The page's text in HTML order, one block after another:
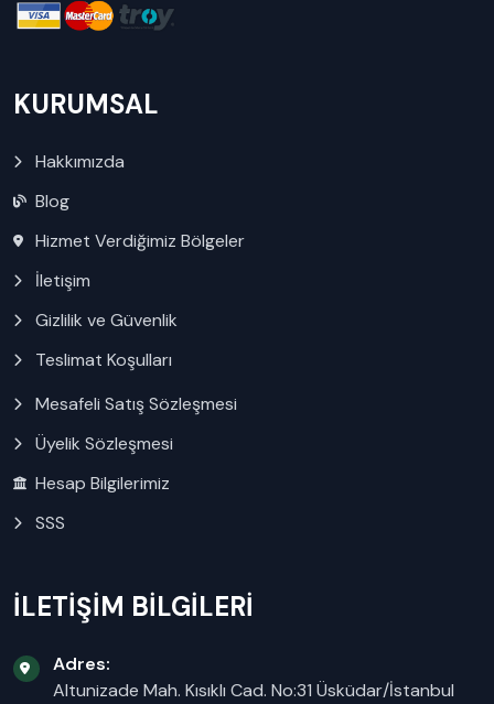
KURUMSAL
Hakkımızda
Blog
Hizmet Verdiğimiz Bölgeler
İletişim
Gizlilik ve Güvenlik
Teslimat Koşulları
Mesafeli Satış Sözleşmesi
Üyelik Sözleşmesi
Hesap Bilgilerimiz
SSS
İLETİŞİM BİLGİLERİ
Adres:
Altunizade Mah. Kısıklı Cad. No:31 Üsküdar/İstanbul